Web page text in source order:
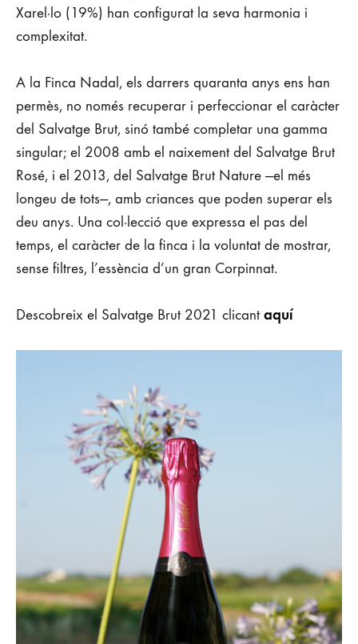
Xarel·lo (19%) han configurat la seva harmonia i
complexitat.
A la Finca Nadal, els darrers quaranta anys ens han
permès, no només recuperar i perfeccionar el caràcter
del Salvatge Brut, sinó també completar una gamma
singular; el 2008 amb el naixement del Salvatge Brut
Rosé, i el 2013, del Salvatge Brut Nature —el més
longeu de tots—, amb criances que poden superar els
deu anys. Una col·lecció que expressa el pas del
temps, el caràcter de la finca i la voluntat de mostrar,
sense filtres, l’essència d’un gran Corpinnat.
Descobreix el Salvatge Brut 2021 clicant aquí